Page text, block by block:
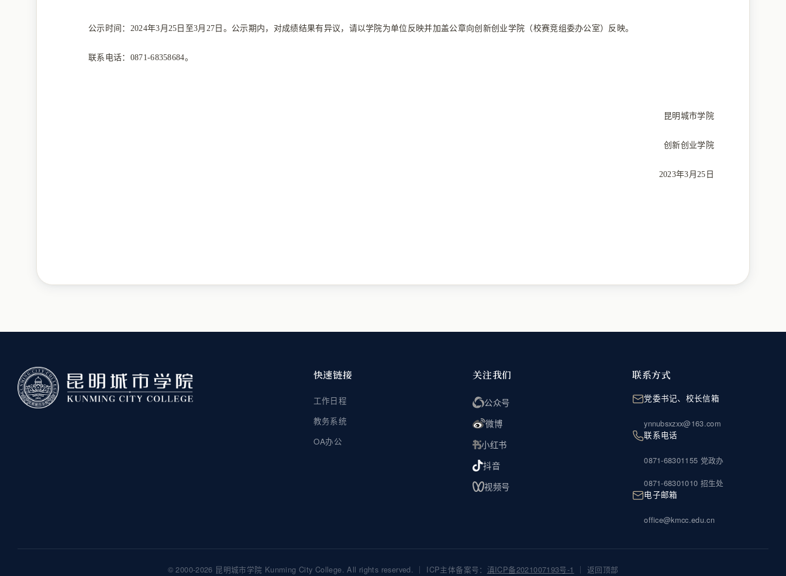
公示时间： 2024年3月25日至3月27日。公示期内，对成绩结果有异议，请以学院为单位反映并加盖公章向创新创业学院（校赛竞组委办公室）反映。
联系电话： 0871-68358684。
昆明城市学院
创新创业学院
2023年3月25日
快速链接
工作日程
教务系统
OA办公
关注我们
公众号
微博
小红书
抖音
视频号
联系方式
党委书记、校长信箱
ynnubsxzxx@163.com
联系电话
0871-68301155 党政办
0871-68301010 招生处
电子邮箱
office@kmcc.edu.cn
© 2000-2026 昆明城市学院 Kunming City College. All rights reserved. ｜ ICP主体备案号： 滇ICP备2021007193号-1 ｜ 返回顶部